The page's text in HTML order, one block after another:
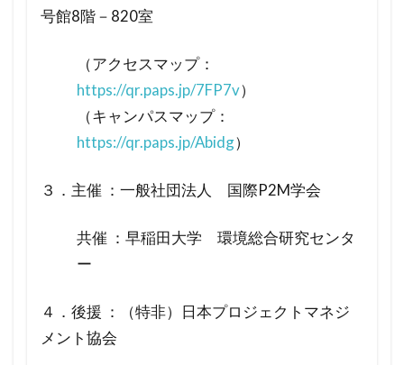
号館8階－820室
（アクセスマップ：
https://qr.paps.jp/7FP7v）
（キャンパスマップ：
https://qr.paps.jp/Abidg）
３．主催 ：一般社団法人 国際P2M学会
共催 ：早稲田大学 環境総合研究センタ
ー
４．後援 ：（特非）日本プロジェクトマネジ
メント協会